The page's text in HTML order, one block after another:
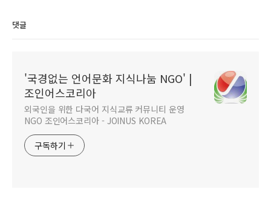
댓글
'국경없는 언어문화 지식나눔 NGO' |
조인어스코리아
외국인을 위한 다국어 지식교류 커뮤니티 운영
NGO 조인어스코리아 - JOINUS KOREA
구독하기